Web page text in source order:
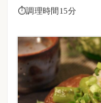
⏱調理時間15分